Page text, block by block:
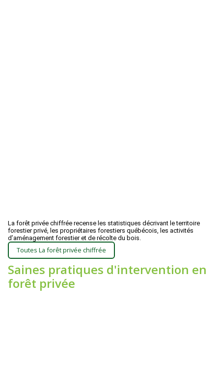
La forêt privée chiffrée recense les statistiques décrivant le territoire
forestier privé, les propriétaires forestiers québécois, les activités
d’aménagement forestier et de récolte du bois.
Toutes La forêt privée chiffrée
Saines pratiques d'intervention en
forêt privée